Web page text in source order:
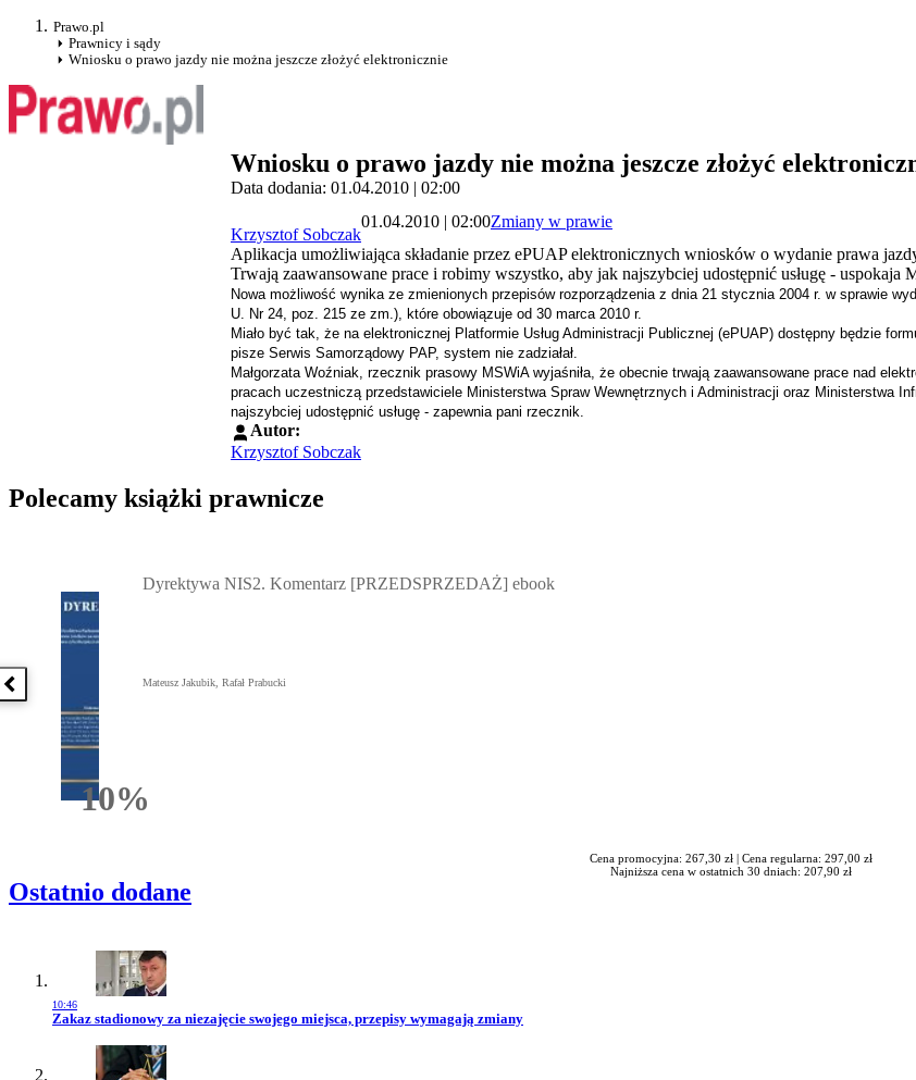
Prawo.pl
Prawnicy i sądy
Wniosku o prawo jazdy nie można jeszcze złożyć elektronicznie
Wniosku o prawo jazdy nie można jeszcze złożyć
Data dodania: 01.04.2010 | 02:00
Krzysztof Sobczak
01.04.2010 | 02:00Zmiany w prawie
Aplikacja umożliwiająca składanie przez ePUAP elektronicznych wniosków o wydanie prawa jazdy
Trwają zaawansowane prace i robimy wszystko, aby jak najszybciej udostępnić usługę - uspokaja
Nowa możliwość wynika ze zmienionych przepisów rozporządzenia z dnia 21 stycznia 2004 r. w sprawie
U. Nr 24, poz. 215 ze zm.), które obowiązuje od 30 marca 2010 r.
Miało być tak, że na elektronicznej Platformie Usług Administracji Publicznej (ePUAP) dostępny będzie
pisze Serwis Samorządowy PAP, system nie zadziałał.
Małgorzata Woźniak, rzecznik prasowy MSWiA wyjaśniła, że obecnie trwają zaawansowane prace nad
pracach uczestniczą przedstawiciele Ministerstwa Spraw Wewnętrznych i Administracji oraz Ministerstwa
najszybciej udostępnić usługę - zapewnia pani rzecznik.
Autor:
Krzysztof Sobczak
Polecamy książki prawnicze
Poprzednia książka
10%Rabatu
Dyrektywa NIS2. Komentarz [PRZEDSPRZEDAŻ] ebook
Mateusz Jakubik, Rafał Prabucki
Cena promocyjna: 267,30 zł | Cena regularna: 297,00 zł
Najniższa cena w ostatnich 30 dniach: 207,90 zł
Ostatnio dodane
10:46
Przejdź do artykułu:
Zakaz stadionowy za niezajęcie swojego miejsca, przepisy wymagają zmiany